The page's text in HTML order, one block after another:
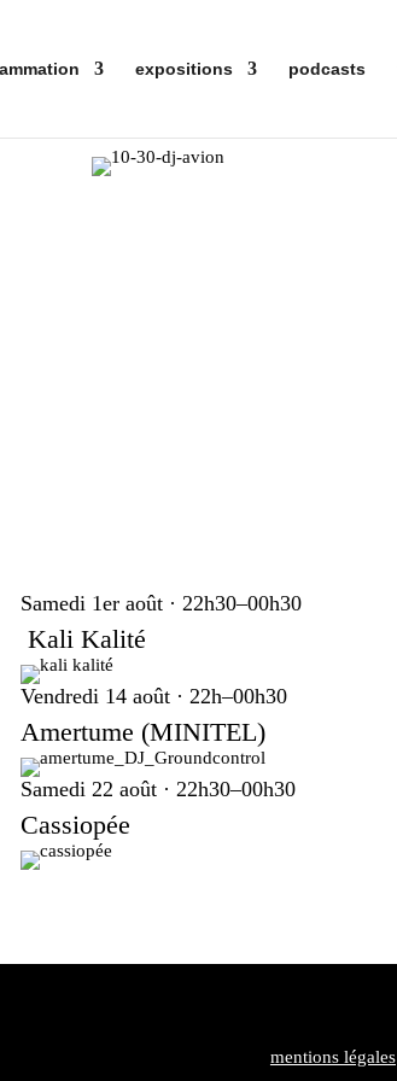
expositions podcasts
Samedi 1er août · 22h30–00h30
Kali Kalité
Vendredi 14 août · 22h–00h30
Amertume (MINITEL)
Samedi 22 août · 22h30–00h30
Cassiopée
mentions légales